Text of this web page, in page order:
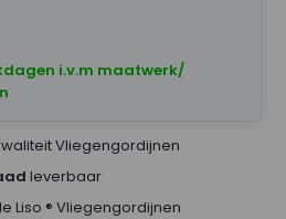
i.v.m maatwerk/
Vliegengordijnen
leverbaar
Liso ® Vliegengordijnen